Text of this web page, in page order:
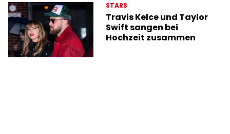
STARS
Travis Kelce und Taylor
Swift sangen bei
Hochzeit zusammen